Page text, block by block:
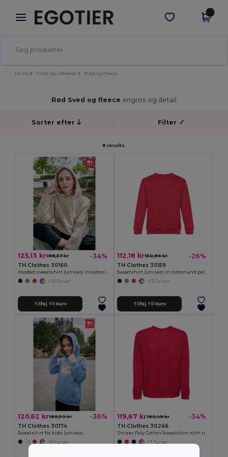
× Egotier-app
Bedre priser i appen!
Hent app
Home Tomt tøj | tilbehør Sved og fleece
Rød Sved og fleece engros og detail
Sorter efter Filter ✓
8 results.
125,13 kr188,57 kr -34%
TH Clothes 30160
Hooded sweatshirt (unisex) in cotton and polyester
+20 Farver
Tilføj Til Kurv
112,18 kr150,96 kr -26%
TH Clothes 30159
Sweatshirt (unisex) in cotton and polyester
+13 Farver
Tilføj Til Kurv
120,62 kr188,50 kr -36%
TH Clothes 30174
Sweatshirt for kids (unisex)
+8 Farver
119,67 kr180,49 kr -34%
TH Clothes 30266
+7 Farver